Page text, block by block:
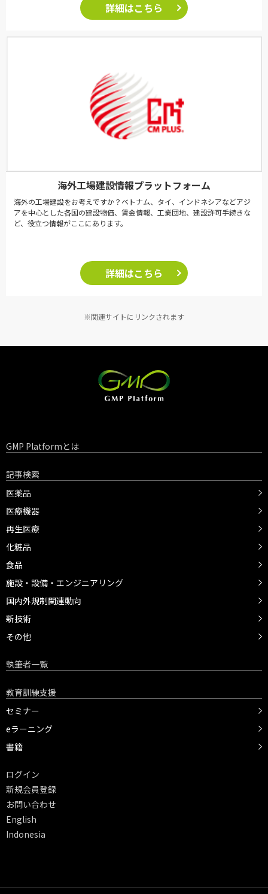
詳細はこちら
海外工場建設情報プラットフォーム
海外の工場建設をお考えですか？ベトナム、タイ、インドネシアなどアジ
アを中心とした各国の建設物価、賃金情報、工業団地、建設許可手続きな
ど、役立つ情報がここにあります。
詳細はこちら
※関連サイトにリンクされます
GMP Platformとは
記事検索
医薬品
医療機器
再生医療
化粧品
食品
施設・設備・エンジニアリング
国内外規制関連動向
新技術
その他
執筆者一覧
教育訓練支援
セミナー
eラーニング
書籍
ログイン
新規会員登録
お問い合わせ
English
Indonesia